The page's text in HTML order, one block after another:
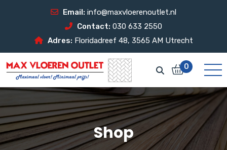
Email: info@maxvloerenoutlet.nl
Contact: 030 633 2550
Adres: Floridadreef 48, 3565 AM Utrecht
0
Shop